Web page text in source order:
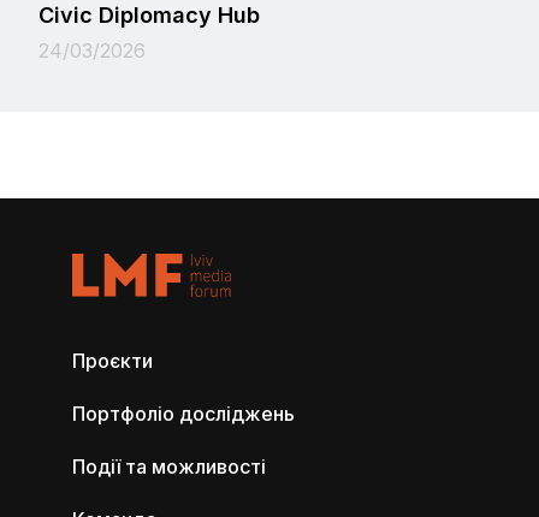
Civic Diplomacy Hub
24/03/2026
Проєкти
Портфоліо досліджень
Події та можливості